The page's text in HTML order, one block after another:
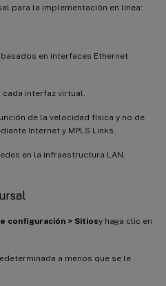
para la implementación en línea:
en interfaces Ethernet
cada interfaz virtual.
de la velocidad física y no de
Internet y MPLS Links.
en la infraestructura LAN.
configuración > Sitiosy haga clic en
a menos que se le